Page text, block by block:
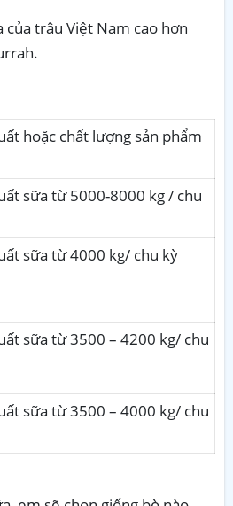
trâu Việt Nam cao hơn
hoặc chất lượng sản phẩm
sữa từ 5000-8000 kg / chu
sữa từ 4000 kg/ chu kỳ
sữa từ 3500 – 4200 kg/ chu
sữa từ 3500 – 4000 kg/ chu